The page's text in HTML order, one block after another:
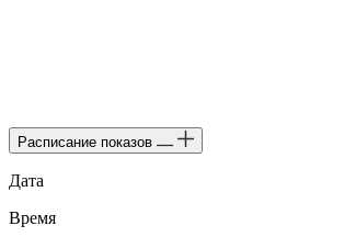
Расписание показов
Дата
Время